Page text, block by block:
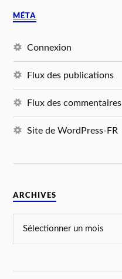
MÉTA
Connexion
Flux des publications
Flux des commentaires
Site de WordPress-FR
ARCHIVES